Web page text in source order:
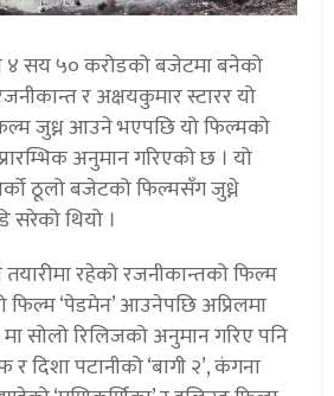
४ सय ५० करोडको बजेटमा बनेको
र अक्षयकुमार स्टारर यो
जुध्न आउने भएपछि यो फिल्मको
अनुमान गरिएको छ । यो
ठूलो बजेटको फिल्मसँग जुध्ने
सरेको थियो ।
रहेको रजनीकान्तको फिल्म
फिल्म ‘पेडमेन’ आउनेपछि अप्रिलमा
सोलो रिलिजको अनुमान गरिए पनि
र दिशा पटानीको ‘बागी २’, कंगना